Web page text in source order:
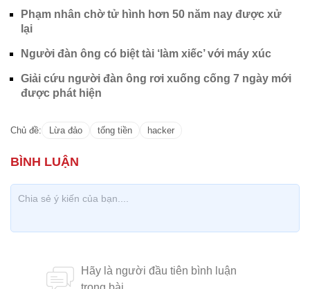
Phạm nhân chờ tử hình hơn 50 năm nay được xử
lại
Người đàn ông có biệt tài ‘làm xiếc’ với máy xúc
Giải cứu người đàn ông rơi xuống cống 7 ngày mới
được phát hiện
Chủ đề: Lừa đảo tống tiền hacker